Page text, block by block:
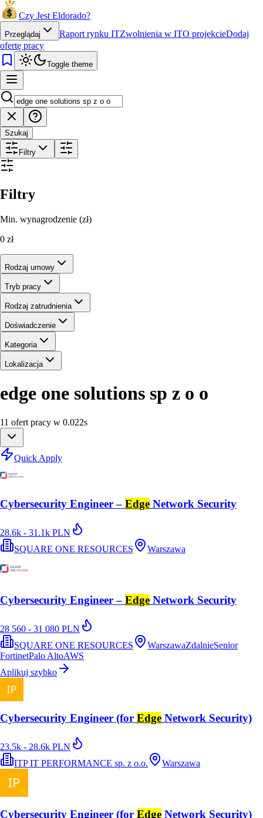
Czy Jest Eldorado?
Przeglądaj Raport rynku ITZwolnienia w ITO projekcieDodaj
ofertę pracy
Toggle theme
Szukaj
Filtry
Filtry
Min. wynagrodzenie (zł)
0 zł
Rodzaj umowy
Tryb pracy
Rodzaj zatrudnienia
Doświadczenie
Kategoria
Lokalizacja
edge one solutions sp z o o
11 ofert pracy w 0.022s
Quick Apply
Cybersecurity Engineer – Edge Network Security
28.6k - 31.1k PLN
SQUARE ONE RESOURCES
Warszawa
Cybersecurity Engineer – Edge Network Security
28 560 - 31 080 PLN
SQUARE ONE RESOURCES
WarszawaZdalnieSenior
FortinetPalo AltoAWS
Aplikuj szybko
Cybersecurity Engineer (for Edge Network Security)
23.5k - 28.6k PLN
ITP IT PERFORMANCE sp. z o.o.
Warszawa
Cybersecurity Engineer (for Edge Network Security)